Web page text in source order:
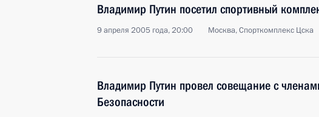
Владимир Путин посетил спортивный
9 апреля 2005 года, 20:00 Москва, Спорткомплекс Цска
Владимир Путин провел совещание с
Безопасности